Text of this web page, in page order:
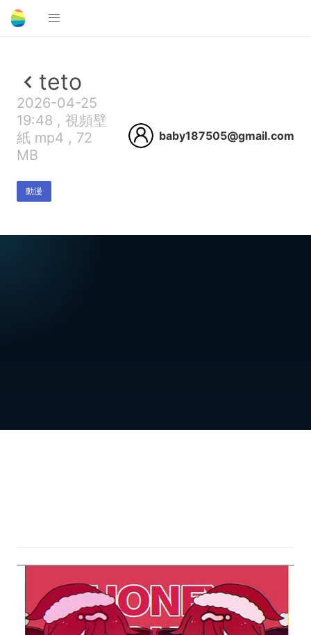
teto
2026-04-25
19:48 , 視頻壁
紙 mp4 , 72
MB
動漫
baby187505@gmail.com